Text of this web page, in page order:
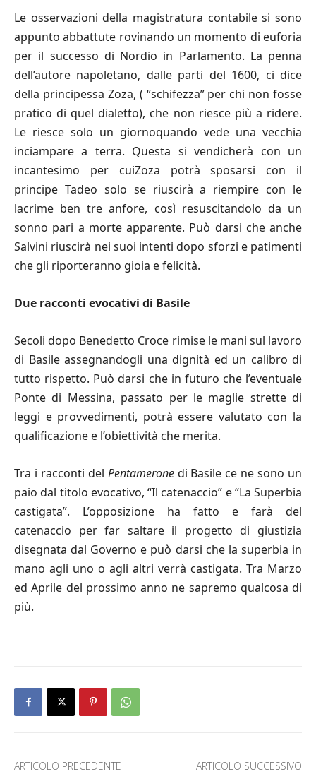
Le osservazioni della magistratura contabile si sono
appunto abbattute rovinando un momento di euforia
per il successo di Nordio in Parlamento. La penna
dell’autore napoletano, dalle parti del 1600, ci dice
della principessa Zoza, ( “schifezza” per chi non fosse
pratico di quel dialetto), che non riesce più a ridere.
Le riesce solo un giornoquando vede una vecchia
inciampare a terra. Questa si vendicherà con un
incantesimo per cuiZoza potrà sposarsi con il
principe Tadeo solo se riuscirà a riempire con le
lacrime ben tre anfore, così resuscitandolo da un
sonno pari a morte apparente. Può darsi che anche
Salvini riuscirà nei suoi intenti dopo sforzi e patimenti
che gli riporteranno gioia e felicità.
Due racconti evocativi di Basile
Secoli dopo Benedetto Croce rimise le mani sul lavoro
di Basile assegnandogli una dignità ed un calibro di
tutto rispetto. Può darsi che in futuro che l’eventuale
Ponte di Messina, passato per le maglie strette di
leggi e provvedimenti, potrà essere valutato con la
qualificazione e l’obiettività che merita.
Tra i racconti del Pentameronedi Basile ce ne sono un
paio dal titolo evocativo, “Il catenaccio” e “La Superbia
castigata”. L’opposizione ha fatto e farà del
catenaccio per far saltare il progetto di giustizia
disegnata dal Governo e può darsi che la superbia in
mano agli uno o agli altri verrà castigata. Tra Marzo
ed Aprile del prossimo anno ne sapremo qualcosa di
più.
ARTICOLO PRECEDENTE ARTICOLO SUCCESSIVO